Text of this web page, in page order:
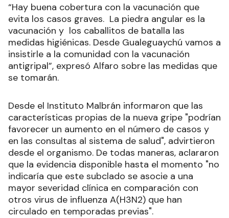
“Hay buena cobertura con la vacunación que
evita los casos graves. La piedra angular es la
vacunación y los caballitos de batalla las
medidas higiénicas. Desde Gualeguaychú vamos a
insistirle a la comunidad con la vacunación
antigripal”, expresó Alfaro sobre las medidas que
se tomarán.
Desde el Instituto Malbrán informaron que las
características propias de la nueva gripe "podrían
favorecer un aumento en el número de casos y
en las consultas al sistema de salud", advirtieron
desde el organismo. De todas maneras, aclararon
que la evidencia disponible hasta el momento "no
indicaría que este subclado se asocie a una
mayor severidad clínica en comparación con
otros virus de influenza A(H3N2) que han
circulado en temporadas previas".